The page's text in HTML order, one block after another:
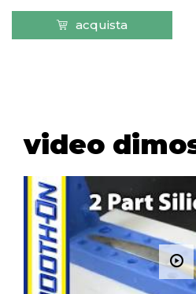
acquista
video